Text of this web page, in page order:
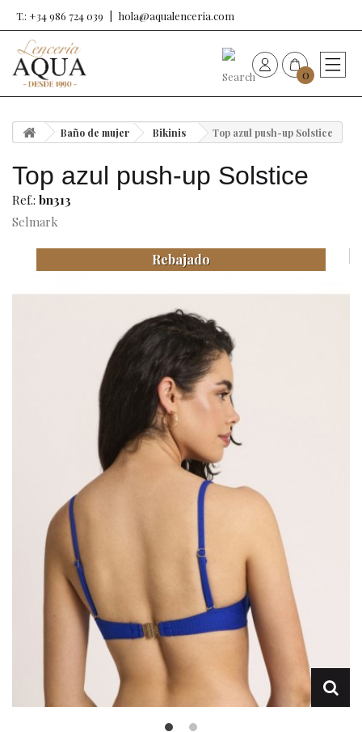
T.: +34 986 724 039 hola@aqualenceria.com
0
Sujetadores
Ropa y complementos
Lencería
Prendas moldeadoras
Hombre
Baño de mujer Bikinis Top azul push-up Solstice
Top azul push-up Solstice
Ref.: bn313
Selmark
Rebajado